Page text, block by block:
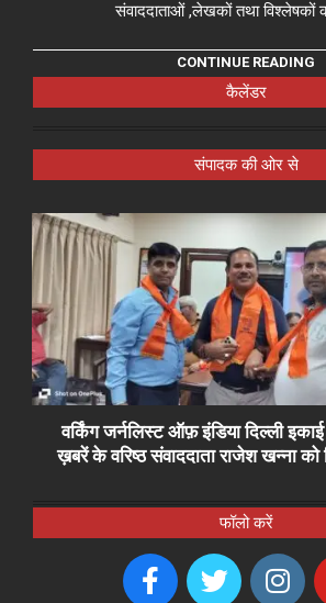
संवाददाताओं ,लेखकों तथा विश्लेषकों
CONTINUE READING
कैलेंडर
संपादक की ओर से
वर्किंग जर्नलिस्ट ऑफ़ इंडिया दिल्ली
ख़बरें के वरिष्ठ संवाददाता राजेश खन्ना को
फॉलो करें